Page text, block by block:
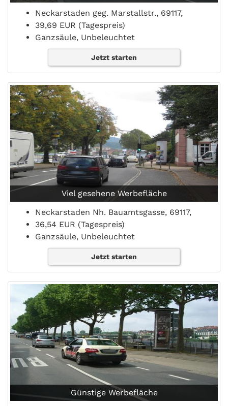
Neckarstaden geg. Marstallstr., 69117,
39,69 EUR (Tagespreis)
Ganzsäule, Unbeleuchtet
Jetzt starten
Viel gesehene Werbefläche
Neckarstaden Nh. Bauamtsgasse, 69117,
36,54 EUR (Tagespreis)
Ganzsäule, Unbeleuchtet
Jetzt starten
Günstige Werbefläche